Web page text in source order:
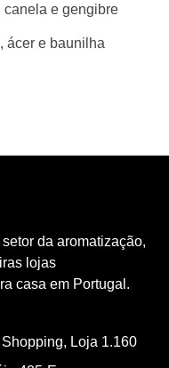
canela e gengibre
ácer e baunilha
da aromatização,
lojas
casa em Portugal.
Loja 1.160